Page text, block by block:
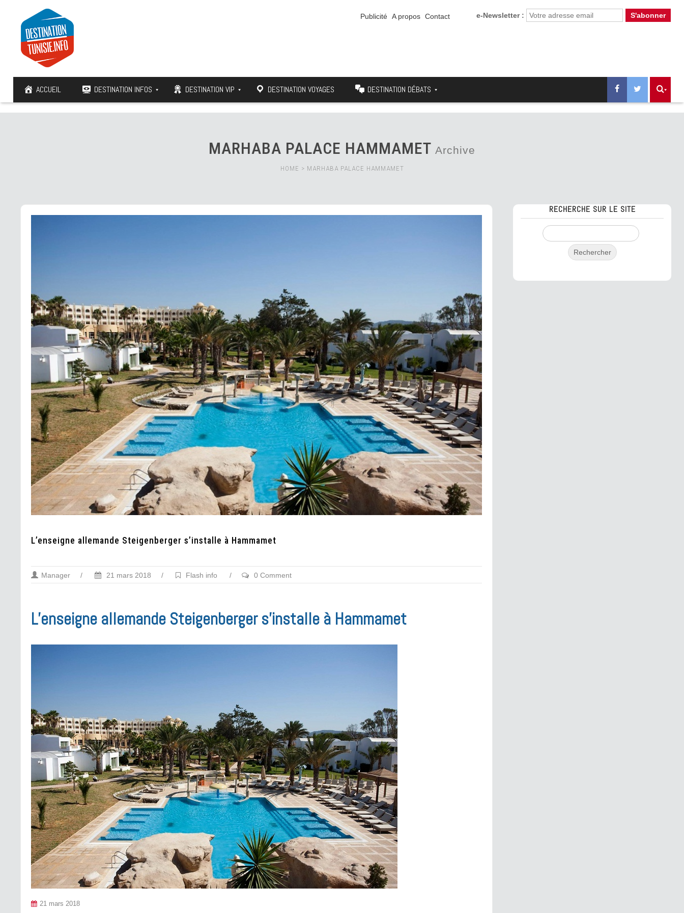
e-Newsletter :
Publicité A propos Contact
ACCUEIL DESTINATION INFOS DESTINATION VIP DESTINATION VOYAGES DESTINATION DÉBATS
MARHABA PALACE HAMMAMET Archive
HOME > MARHABA PALACE HAMMAMET
L’enseigne allemande Steigenberger s’installe à Hammamet
Manager / 21 mars 2018 / Flash info / 0 Comment
L’enseigne allemande Steigenberger s’installe à Hammamet
21 mars 2018
RECHERCHE SUR LE SITE